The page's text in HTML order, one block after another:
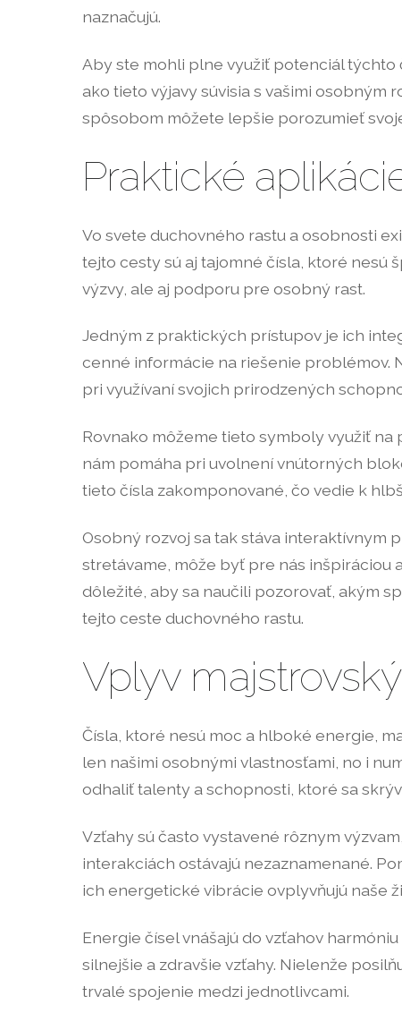
naznačujú.
Aby ste mohli plne využiť potenciál týchto
ako tieto výjavy súvisia s vašimi osobným
spôsobom môžete lepšie porozumieť
Praktické
Vo svete duchovného rastu a osobnosti
tejto cesty sú aj tajomné čísla, ktoré nesú
výzvy, ale aj podporu pre osobný rast.
Jedným z praktických prístupov je ich
cenné informácie na riešenie problémov.
pri využívaní svojich prirodzených
Rovnako môžeme tieto symboly využiť
nám pomáha pri uvolnení vnútorných
tieto čísla zakomponované, čo vedie k
Osobný rozvoj sa tak stáva interaktívnym
stretávame, môže byť pre nás inšpiráciou
dôležité, aby sa naučili pozorovať, akým
tejto ceste duchovného rastu.
Vplyv
Čísla, ktoré nesú moc a hlboké energie,
len našimi osobnými vlastnosťami, no i
odhaliť talenty a schopnosti, ktoré sa
Vzťahy sú často vystavené rôznym
interakciách ostávajú nezaznamenané.
ich energetické vibrácie ovplyvňujú naše
Energie čísel vnášajú do vzťahov
silnejšie a zdravšie vzťahy. Nielenže
trvalé spojenie medzi jednotlivcami.